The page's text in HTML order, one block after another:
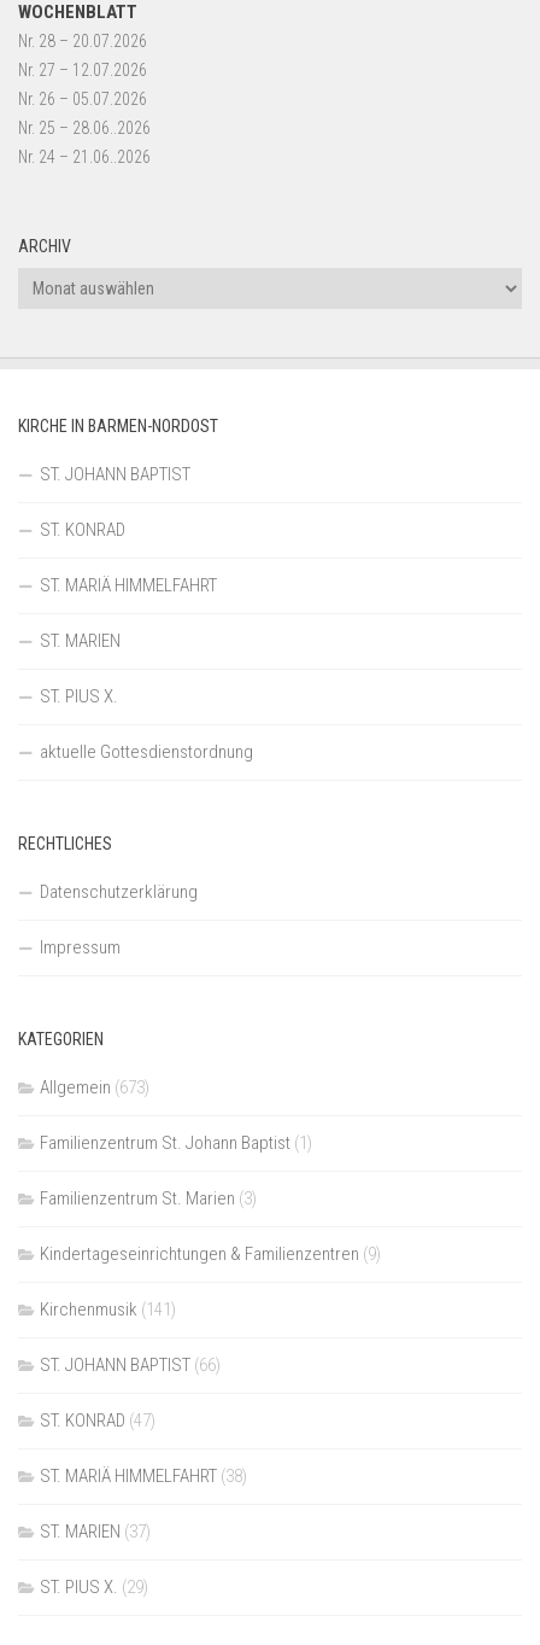
WOCHENBLATT
Nr. 28 – 20.07.2026
Nr. 27 – 12.07.2026
Nr. 26 – 05.07.2026
Nr. 25 – 28.06..2026
Nr. 24 – 21.06..2026
ARCHIV
Archiv
KIRCHE IN BARMEN-NORDOST
ST. JOHANN BAPTIST
ST. KONRAD
ST. MARIÄ HIMMELFAHRT
ST. MARIEN
ST. PIUS X.
aktuelle Gottesdienstordnung
RECHTLICHES
Datenschutzerklärung
Impressum
KATEGORIEN
Allgemein (673)
Familienzentrum St. Johann Baptist (1)
Familienzentrum St. Marien (3)
Kindertageseinrichtungen & Familienzentren (9)
Kirchenmusik (141)
ST. JOHANN BAPTIST (66)
ST. KONRAD (47)
ST. MARIÄ HIMMELFAHRT (38)
ST. MARIEN (37)
ST. PIUS X. (29)